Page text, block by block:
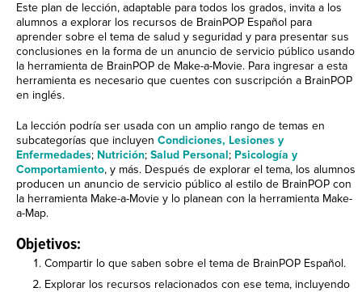
Este plan de lección, adaptable para todos los grados, invita a los
alumnos a explorar los recursos de BrainPOP Español para
aprender sobre el tema de salud y seguridad y para presentar sus
conclusiones en la forma de un anuncio de servicio público usando
la herramienta de BrainPOP de Make-a-Movie. Para ingresar a esta
herramienta es necesario que cuentes con suscripción a BrainPOP
en inglés.
La lección podría ser usada con un amplio rango de temas en
subcategorías que incluyen Condiciones, Lesiones y
Enfermedades; Nutrición; Salud Personal; Psicología y
Comportamiento, y más. Después de explorar el tema, los alumnos
producen un anuncio de servicio público al estilo de BrainPOP con
la herramienta Make-a-Movie y lo planean con la herramienta Make-
a-Map.
Objetivos:
Compartir lo que saben sobre el tema de BrainPOP Español.
Explorar los recursos relacionados con ese tema, incluyendo